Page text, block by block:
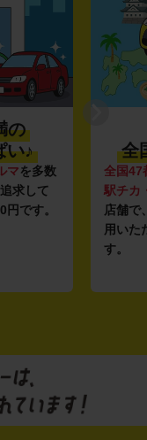
の
い♪
マを多数
求して
です。
全
全国47
駅チカ
店舗で
用いた
す。